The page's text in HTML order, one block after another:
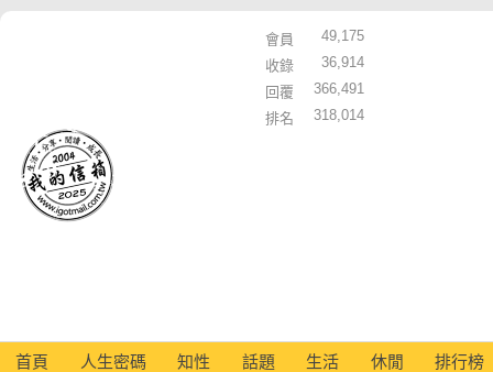
會員
49,175
收錄
36,914
回覆
366,491
排名
318,014
首頁 人生密碼 知性 話題 生活 休閒 排行榜